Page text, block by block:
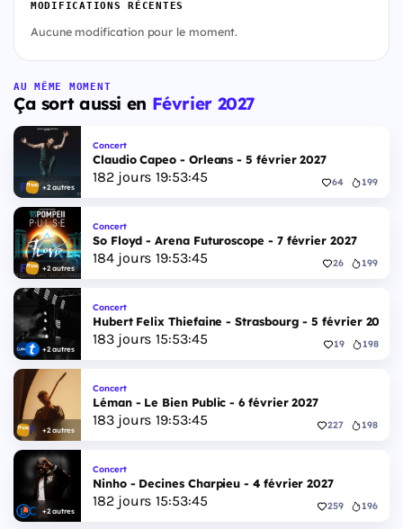
MODIFICATIONS RÉCENTES
Aucune modification pour le moment.
AU MÊME MOMENT
Ça sort aussi en Février 2027
+2 autres
Concert
Claudio Capeo - Orleans - 5 février 2027
182jours 19:53:45 64 199
+2 autres
Concert
So Floyd - Arena Futuroscope - 7 février 2027
184jours 19:53:45 26 199
+2 autres
Concert
Hubert Felix Thiefaine - Strasbourg - 5 février 2027
183jours 15:53:45 19 198
+2 autres
Concert
Léman - Le Bien Public - 6 février 2027
183jours 19:53:45 227 198
+2 autres
Concert
Ninho - Decines Charpieu - 4 février 2027
182jours 15:53:45 259 196